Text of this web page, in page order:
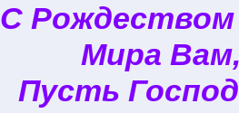
С
Мира
Пусть